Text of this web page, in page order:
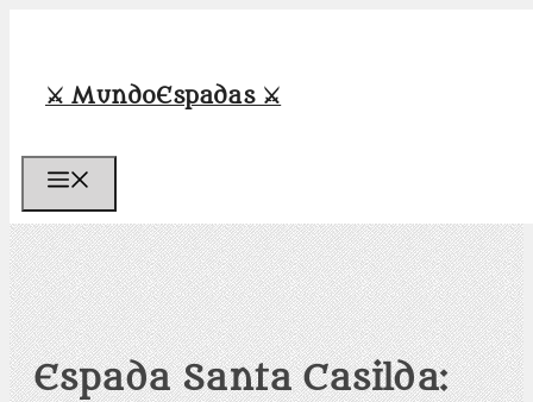
contenido
⚔️ MundoEspadas ⚔️
Espada Santa Casilda: